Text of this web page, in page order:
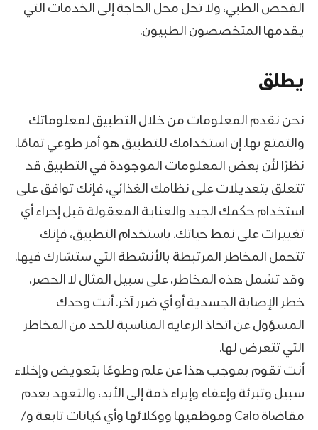
الفحص الطبي، ولا تحل محل الحاجة إلى الخدمات التي
يقدمها المتخصصون الطبيون.
يطلق
نحن نقدم المعلومات من خلال التطبيق لمعلوماتك
والتمتع بها. إن استخدامك للتطبيق هو أمر طوعي تمامًا.
نظرًا لأن بعض المعلومات الموجودة في التطبيق قد
تتعلق بتعديلات على نظامك الغذائي، فإنك توافق على
استخدام حكمك الجيد والعناية المعقولة قبل إجراء أي
تغييرات على نمط حياتك. باستخدام التطبيق، فإنك
تتحمل المخاطر المرتبطة بالأنشطة التي ستشارك فيها.
وقد تشمل هذه المخاطر، على سبيل المثال لا الحصر،
خطر الإصابة الجسدية أو أي ضرر آخر. أنت وحدك
المسؤول عن اتخاذ الرعاية المناسبة للحد من المخاطر
التي تتعرض لها.
أنت تقوم بموجب هذا عن علم وطوعًا بتعويض وإخلاء
سبيل وتبرئة وإعفاء وإبراء ذمة إلى الأبد، والتعهد بعدم
مقاضاة Calo وموظفيها ووكلائها وأي كيانات تابعة و/